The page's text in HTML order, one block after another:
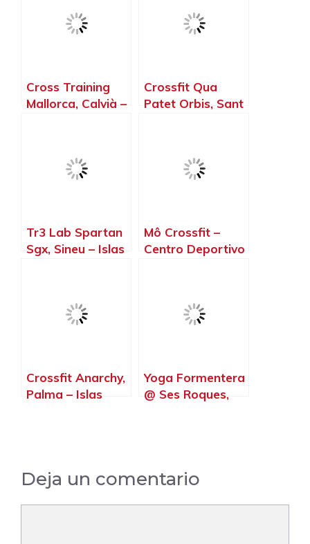
Cross Training
Mallorca, Calvià –
Crossfit Qua
Patet Orbis, Sant
Tr3 Lab Spartan
Sgx, Sineu – Islas
Mô Crossfit –
Centro Deportivo
Crossfit Anarchy,
Palma – Islas
Yoga Formentera
@ Ses Roques,
Deja un comentario